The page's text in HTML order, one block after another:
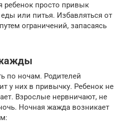
ребенок просто привык
или питья. Избавляться от
ограничений, запасаясь
по ночам. Родителей
у них в привычку. Ребенок не
Взрослые нервничают, не
Ночная жажда возникает